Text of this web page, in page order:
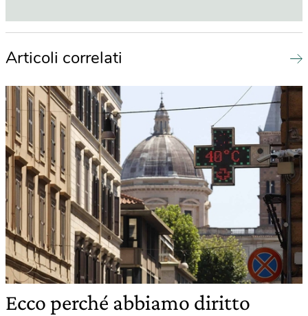
Articoli correlati
Ecco perché abbiamo diritto